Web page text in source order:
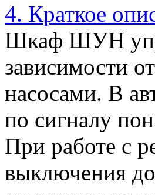
4. Краткое
Шкаф ШУН
зависимости
насосами. В
по сигналу
При работе с
выключения